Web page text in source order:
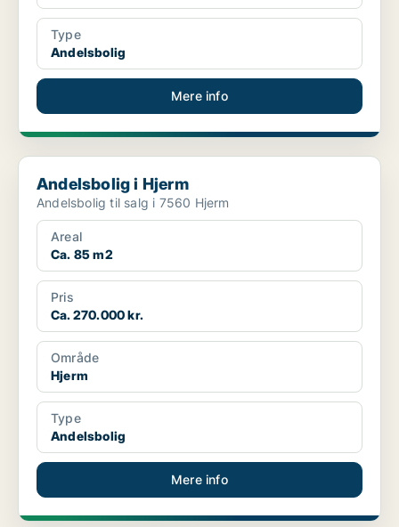
Type
Andelsbolig
Mere info
Andelsbolig i Hjerm
Andelsbolig i Hjerm
Andelsbolig til salg i 7560 Hjerm
Areal
Ca. 85 m2
Pris
Ca. 270.000 kr.
Område
Hjerm
Type
Andelsbolig
Mere info